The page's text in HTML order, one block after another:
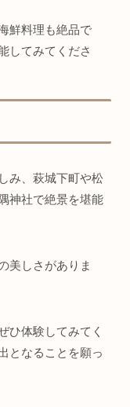
鮮料理も絶品で
してみてくださ
み、萩城下町や松
神社で絶景を堪能
美しさがありま
ひ体験してみてく
となることを願っ